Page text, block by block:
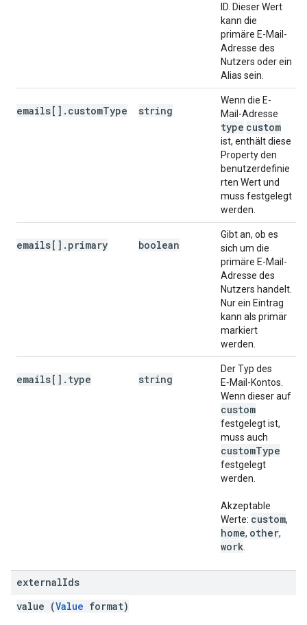
ID. Dieser Wert
kann die
primäre E-Mail-
Adresse des
Nutzers oder ein
Alias sein.
emails[].customType string
Wenn die E-
Mail-Adresse
type custom
ist, enthält diese
Property den
benutzerdefinie
rten Wert und
muss festgelegt
werden.
emails[].primary boolean
Gibt an, ob es
sich um die
primäre E-Mail-
Adresse des
Nutzers handelt.
Nur ein Eintrag
kann als primär
markiert
werden.
emails[].type string
Der Typ des
E‑Mail-Kontos.
Wenn dieser auf
custom
festgelegt ist,
muss auch
customType
festgelegt
werden.
Akzeptable
Werte: custom,
home, other,
work
externalIds
value (Value format)